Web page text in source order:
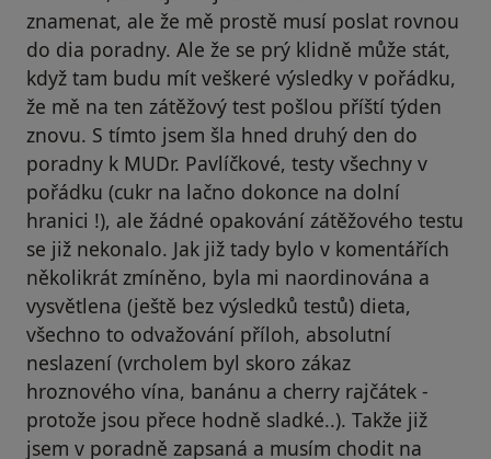
znamenat, ale že mě prostě musí poslat rovnou
do dia poradny. Ale že se prý klidně může stát,
když tam budu mít veškeré výsledky v pořádku,
že mě na ten zátěžový test pošlou příští týden
znovu. S tímto jsem šla hned druhý den do
poradny k MUDr. Pavlíčkové, testy všechny v
pořádku (cukr na lačno dokonce na dolní
hranici !), ale žádné opakování zátěžového testu
se již nekonalo. Jak již tady bylo v komentářích
několikrát zmíněno, byla mi naordinována a
vysvětlena (ještě bez výsledků testů) dieta,
všechno to odvažování příloh, absolutní
neslazení (vrcholem byl skoro zákaz
hroznového vína, banánu a cherry rajčátek -
protože jsou přece hodně sladké..). Takže již
jsem v poradně zapsaná a musím chodit na